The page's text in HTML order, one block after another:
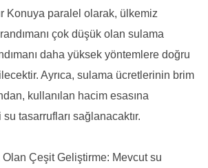
Konuya paralel olarak, ülkemiz
çok düşük olan sulama
daha yüksek yöntemlere doğru
Ayrıca, sulama ücretlerinin brim
kullanılan hacim esasına
tasarrufları sağlanacaktır.
Çeşit Geliştirme: Mevcut su